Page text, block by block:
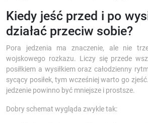
Kiedy jeść przed i po
działać przeciw sobie?
Pora jedzenia ma znaczenie, ale nie
wojskowego rozkazu. Liczy się przede
posiłkiem a wysiłkiem oraz całodzienny
sycący posiłek, tym wcześniej warto go
jedzenie powinno być mniejsze i prostsze.
Dobry schemat wygląda zwykle tak: